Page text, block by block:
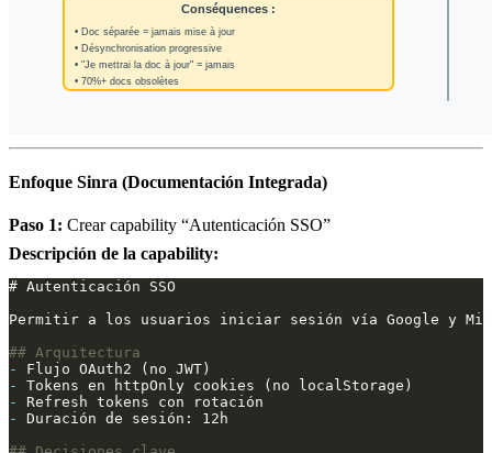
Enfoque Sinra (Documentación Integrada)
Paso 1: Crear capability “Autenticación SSO”
Descripción de la capability:
-
-
-
-